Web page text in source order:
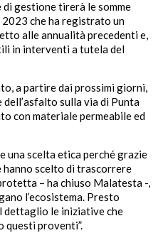
di gestione tirerà le somme
che ha registrato un
alle annualità precedenti e,
in interventi a tutela del
a partire dai prossimi giorni,
sulla via di Punta
con materiale permeabile ed
una scelta etica perché grazie
hanno scelto di trascorrere
– ha chiuso Malatesta -,
l’ecosistema. Presto
dettaglio le iniziative che
questi proventi”.